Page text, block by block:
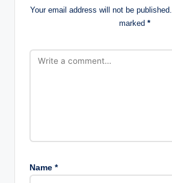
Your email address will not be published.
marked *
Name *